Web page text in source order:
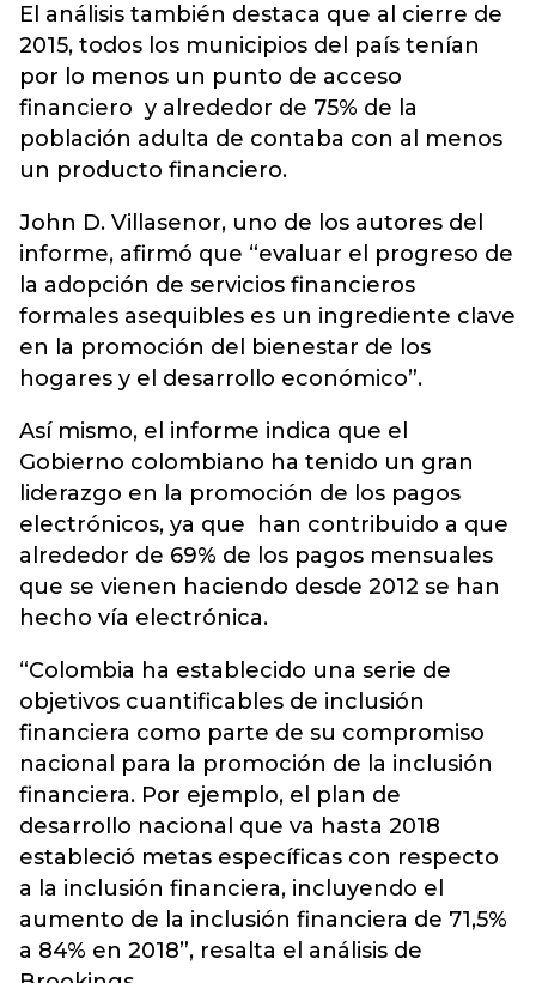
El análisis también destaca que al cierre de
2015, todos los municipios del país tenían
por lo menos un punto de acceso
financiero y alrededor de 75% de la
población adulta de contaba con al menos
un producto financiero.
John D. Villasenor, uno de los autores del
informe, afirmó que “evaluar el progreso de
la adopción de servicios financieros
formales asequibles es un ingrediente clave
en la promoción del bienestar de los
hogares y el desarrollo económico”.
Así mismo, el informe indica que el
Gobierno colombiano ha tenido un gran
liderazgo en la promoción de los pagos
electrónicos, ya que han contribuido a que
alrededor de 69% de los pagos mensuales
que se vienen haciendo desde 2012 se han
hecho vía electrónica.
“Colombia ha establecido una serie de
objetivos cuantificables de inclusión
financiera como parte de su compromiso
nacional para la promoción de la inclusión
financiera. Por ejemplo, el plan de
desarrollo nacional que va hasta 2018
estableció metas específicas con respecto
a la inclusión financiera, incluyendo el
aumento de la inclusión financiera de 71,5%
a 84% en 2018”, resalta el análisis de